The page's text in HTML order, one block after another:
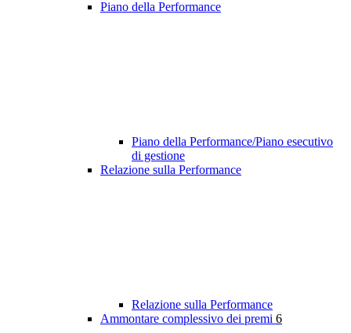
Piano della Performance
Piano della Performance/Piano esecutivo
di gestione
Relazione sulla Performance
Relazione sulla Performance
Ammontare complessivo dei premi 6